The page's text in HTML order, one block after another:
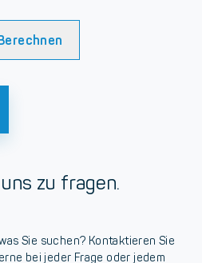
zu fragen.
Sie suchen? Kontaktieren Sie
bei jeder Frage oder jedem